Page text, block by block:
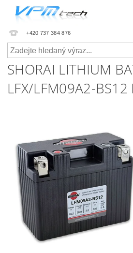
+420 737 384 876
SHORAI LITHIUM
LFX/LFM09A2-BS12